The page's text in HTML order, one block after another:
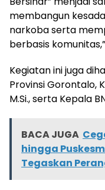
membangun
narkoba serta
berbasis
Kegiatan ini juga
Provinsi Gorontalo,
M.Si., serta Kepala
BACA JUGA
hingga
Tegaskan